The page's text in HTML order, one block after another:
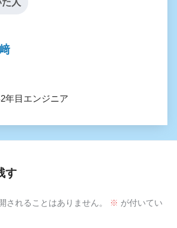
年目エンジニア
す
されることはありません。 ※ が付いてい